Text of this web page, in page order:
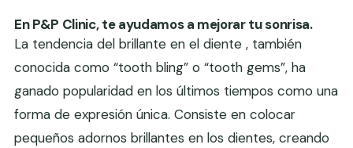
En P&P Clinic, te ayudamos a mejorar tu sonrisa.
La tendencia del brillante en el diente , también
conocida como “tooth bling” o “tooth gems”, ha
ganado popularidad en los últimos tiempos como una
forma de expresión única. Consiste en colocar
pequeños adornos brillantes en los dientes, creando